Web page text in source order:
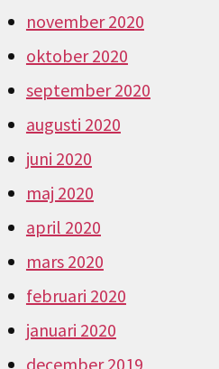
november 2020
oktober 2020
september 2020
augusti 2020
juni 2020
maj 2020
april 2020
mars 2020
februari 2020
januari 2020
december 2019